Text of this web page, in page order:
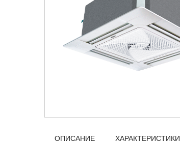
ОПИСАНИЕ ХАРАКТЕРИСТИКИ